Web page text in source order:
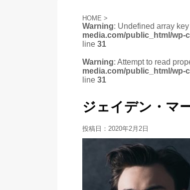
HOME >
Warning: Undefined array
media.com/public_html/wp-
line 31
Warning: Attempt to read
media.com/public_html/wp-
line 31
ジェイデン・マ
投稿日： 2020年2月2日